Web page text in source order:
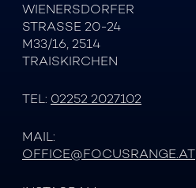
WIENERSDORFER
STRASSE 20-24
M33/16, 2514
TRAISKIRCHEN
TEL: 02252 2027102
MAIL:
OFFICE@FOCUSRANGE.AT